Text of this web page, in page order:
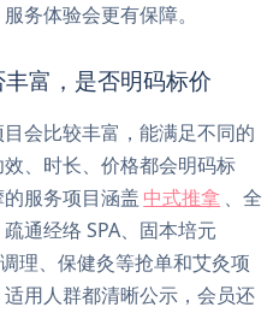
务体验会更有保障。
丰富，是否明码标价
会比较丰富，能满足不同的
、时长、价格都会明码标
服务项目涵盖 中式推拿 、全
通经络 SPA、固本培元
理、保健灸等抢单和艾灸项
用人群都清晰公示，会员还